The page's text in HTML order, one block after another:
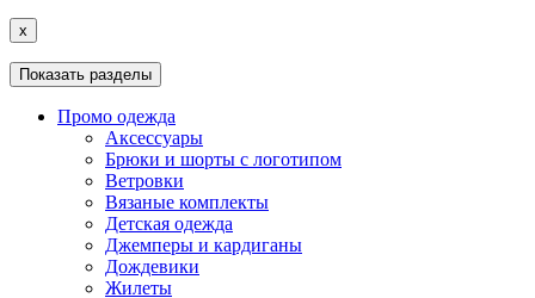
x
Показать разделы
Промо одежда
Аксессуары
Брюки и шорты с логотипом
Ветровки
Вязаные комплекты
Детская одежда
Джемперы и кардиганы
Дождевики
Жилеты